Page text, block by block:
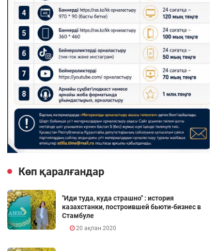
Көп қаралғандар
"Иди туда, куда страшно" : история
казахстанки, построившей бьюти-бизнес в
Стамбуле
20 ақпан 2020